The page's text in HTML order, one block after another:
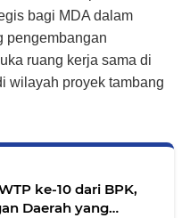
bagi MDA dalam
pengembangan
ruang kerja sama di
wilayah proyek tambang
ke-10 dari BPK,
Daerah yang